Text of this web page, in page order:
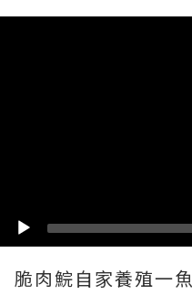
脆肉鯇自家養殖一